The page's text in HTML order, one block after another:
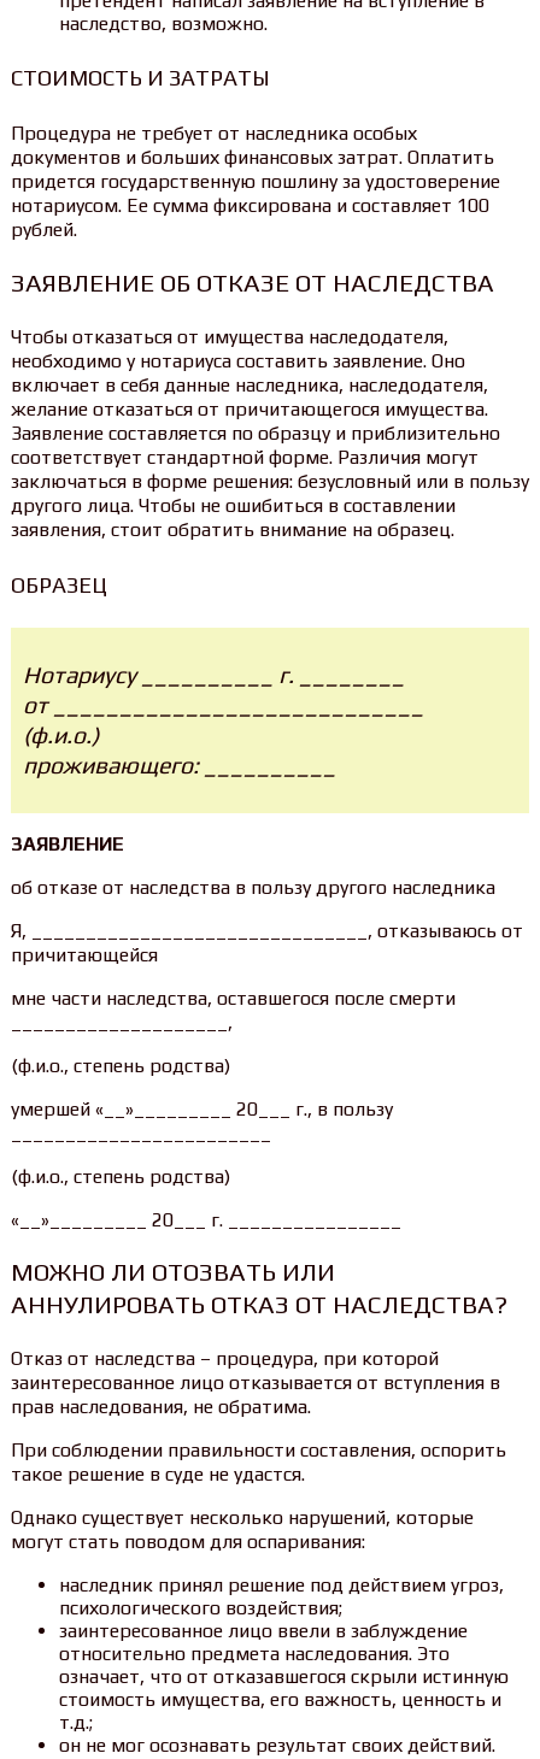
наследство, возможно.
СТОИМОСТЬ И ЗАТРАТЫ
Процедура не требует от наследника особых
документов и больших финансовых затрат. Оплатить
придется государственную пошлину за удостоверение
нотариусом. Ее сумма фиксирована и составляет 100
рублей.
ЗАЯВЛЕНИЕ ОБ ОТКАЗЕ ОТ НАСЛЕДСТВА
Чтобы отказаться от имущества наследодателя,
необходимо у нотариуса составить заявление. Оно
включает в себя данные наследника, наследодателя,
желание отказаться от причитающегося имущества.
Заявление составляется по образцу и приблизительно
соответствует стандартной форме. Различия могут
заключаться в форме решения: безусловный или в пользу
другого лица. Чтобы не ошибиться в составлении
заявления, стоит обратить внимание на образец.
ОБРАЗЕЦ
Нотариусу __________ г. ________
от ____________________________
(ф.и.о.)
проживающего: __________
ЗАЯВЛЕНИЕ
об отказе от наследства в пользу другого наследника
Я, _______________________________, отказываюсь от
причитающейся
мне части наследства, оставшегося после смерти
____________________,
(ф.и.о., степень родства)
умершей «__»_________ 20___ г., в пользу
(ф.и.о., степень родства)
«__»_________ 20___ г. ________________
МОЖНО ЛИ ОТОЗВАТЬ ИЛИ
АННУЛИРОВАТЬ ОТКАЗ ОТ НАСЛЕДСТВА?
Отказ от наследства – процедура, при которой
заинтересованное лицо отказывается от вступления в
прав наследования, не обратима.
При соблюдении правильности составления, оспорить
такое решение в суде не удастся.
Однако существует несколько нарушений, которые
могут стать поводом для оспаривания:
наследник принял решение под действием угроз,
психологического воздействия;
заинтересованное лицо ввели в заблуждение
относительно предмета наследования. Это
означает, что от отказавшегося скрыли истинную
стоимость имущества, его важность, ценность и
т.д.;
он не мог осознавать результат своих действий.